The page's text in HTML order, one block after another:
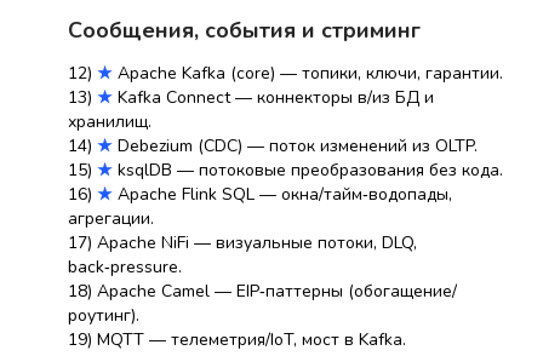
Сообщения, события и стриминг
12) ★ Apache Kafka (core) — топики, ключи, гарантии.
13) ★ Kafka Connect — коннекторы в/из БД и
хранилищ.
14) ★ Debezium (CDC) — поток изменений из OLTP.
15) ★ ksqlDB — потоковые преобразования без кода.
16) ★ Apache Flink SQL — окна/тайм‑водопады,
агрегации.
17) Apache NiFi — визуальные потоки, DLQ,
back‑pressure.
18) Apache Camel — EIP‑паттерны (обогащение/
роутинг).
19) MQTT — телеметрия/IoT, мост в Kafka.